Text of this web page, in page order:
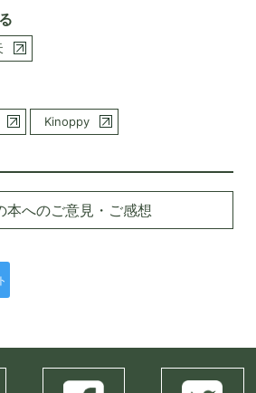
Kinoppy
本へのご意見・ご感想